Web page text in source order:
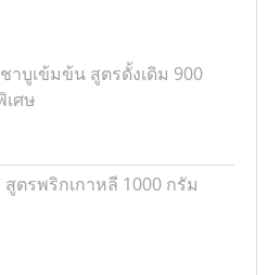
าบูเข้มข้น สูตรดั้งเดิม 900
เศษ
ตรพริกเกาหลี 1000 กรัม